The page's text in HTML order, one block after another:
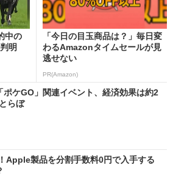
中の
明
「今日の目玉商品は？」毎日変
わるAmazonタイムセールが見
逃せない
PR(Amazon)
ポケGO」関連イベント、経済効果は約2
らぼ
Apple製品を分割手数料0円で入手する